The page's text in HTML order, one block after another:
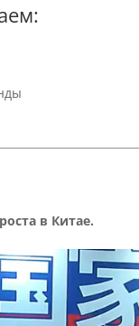
в Китае.